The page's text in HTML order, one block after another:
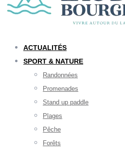
ACTUALITÉS
SPORT & NATURE
Randonnées
Promenades
Stand up paddle
Plages
Pêche
Forêts